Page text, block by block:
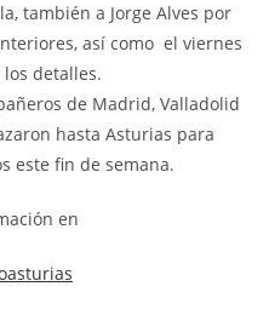
también a Jorge Alves por
así como el viernes
detalles.
de Madrid, Valladolid
hasta Asturias para
este fin de semana.
en